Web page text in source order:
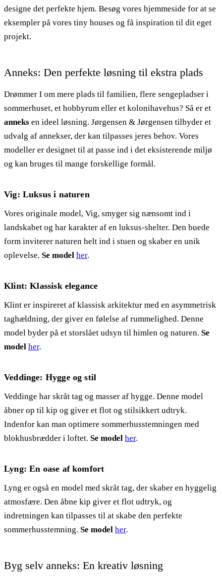
designe det perfekte hjem. Besøg vores hjemmeside for at se
eksempler på vores tiny houses og få inspiration til dit eget
projekt.
Anneks: Den perfekte løsning til ekstra plads
Drømmer I om mere plads til familien, flere sengepladser i
sommerhuset, et hobbyrum eller et kolonihavehus? Så er et
anneks en ideel løsning. Jørgensen & Jørgensen tilbyder et
udvalg af annekser, der kan tilpasses jeres behov. Vores
modeller er designet til at passe ind i det eksisterende miljø
og kan bruges til mange forskellige formål.
Vig: Luksus i naturen
Vores originale model, Vig, smyger sig nænsomt ind i
landskabet og har karakter af en luksus-shelter. Den buede
form inviterer naturen helt ind i stuen og skaber en unik
oplevelse. Se model her.
Klint: Klassisk elegance
Klint er inspireret af klassisk arkitektur med en asymmetrisk
taghældning, der giver en følelse af rummelighed. Denne
model byder på et storslået udsyn til himlen og naturen. Se
model her.
Veddinge: Hygge og stil
Veddinge har skråt tag og masser af hygge. Denne model
åbner op til kip og giver et flot og stilsikkert udtryk.
Indenfor kan man optimere sommerhusstemningen med
blokhusbrædder i loftet. Se model her.
Lyng: En oase af komfort
Lyng er også en model med skråt tag, der skaber en hyggelig
atmosfære. Den åbne kip giver et flot udtryk, og
indretningen kan tilpasses til at skabe den perfekte
sommerhusstemning. Se model her.
Byg selv anneks: En kreativ løsning